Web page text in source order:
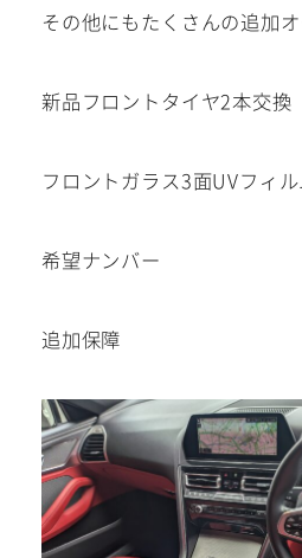
その他にもたくさんの追加
新品フロントタイヤ2本交換
フロントガラス3面UVフィ
希望ナンバー
追加保障